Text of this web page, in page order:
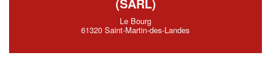
Le Bourg
61320 Saint-Martin-des-Landes